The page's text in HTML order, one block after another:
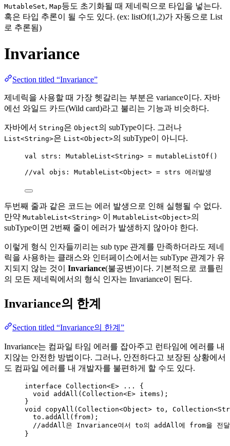
MutableSet, Map등도 초기화될 때 제네릭으로 타입을 넣는다.
혹은 타입 추론이 될 수도 있다. (ex: listOf(1,2)가 자동으로 List
로 추론됨)
Invariance
Section titled “Invariance”
제네릭을 사용할 때 가장 헷갈리는 부분은 variance이다. 자바
에선 와일드 카드(Wild card)라고 불리는 기능과 비슷하다.
자바에서 String은 Object의 subType이다. 그러나
List<String>은 List<Object>의 subType이 아니다.
val strs: MutableList<String> = mutableListOf ()
//val objs: MutableList<Object> = strs 에러발생
두번째 줄과 같은 코드는 에러 발생으로 인해 실행될 수 없다.
만약 MutableList<String> 이 MutableList<Object>의
subType이면 2번째 줄이 에러가 발생하지 않아야 한다.
이렇게 형식 인자들끼리는 sub type 관계를 만족하더라도 제네
릭을 사용하는 클래스와 인터페이스에서는 subType 관계가 유
지되지 않는 것이 Invariance(불공변)이다. 기본적으로 코틀린
의 모든 제네릭에서의 형식 인자는 Invariance이 된다.
Invariance의 한계
Section titled “Invariance의 한계”
Invariance는 컴파일 타임 에러를 잡아주고 런타임에 에러를 내
지않는 안전한 방법이다. 그러나, 안전하다고 보장된 상황에서
도 컴파일 에러를 내 개발자를 불편하게 할 수도 있다.
interface Collection<E> ... {
void
addAll ( Collection<E> items ) ;
}
void
copyAll ( Collection<Object> to, Collection<
to . addAll ( from) ;
//addAll은 Invariance여서 to의 addAll에 from을 전
}